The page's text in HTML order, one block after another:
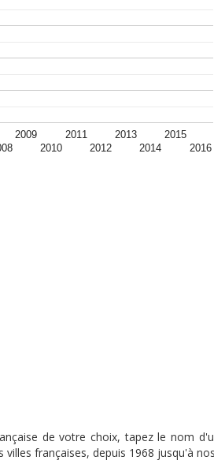
2009
2010
2011
2012
2013
2014
2015
2016
de votre choix, tapez le nom
françaises, depuis 1968 jusqu'à